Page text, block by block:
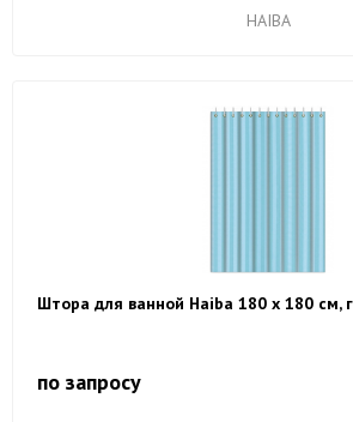
HAIBA
Штора для ванной Haiba 180 х 180 см,
по запросу